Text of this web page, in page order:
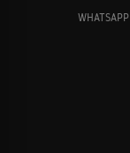
WHATSAPP